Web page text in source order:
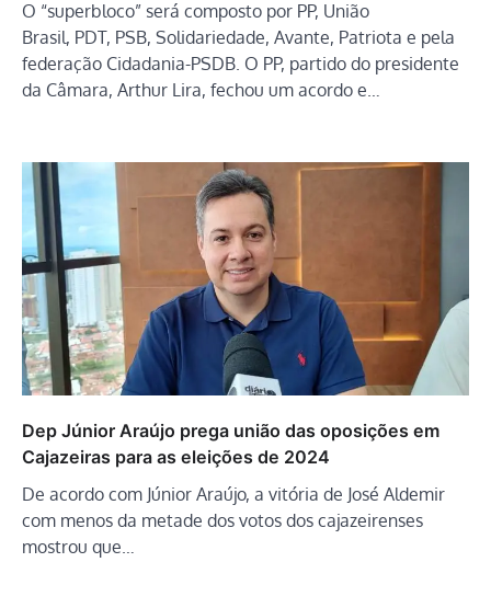
O “superbloco” será composto por PP, União
Brasil, PDT, PSB, Solidariedade, Avante, Patriota e pela
federação Cidadania-PSDB. O PP, partido do presidente
da Câmara, Arthur Lira, fechou um acordo e…
Dep Júnior Araújo prega união das oposições em
Cajazeiras para as eleições de 2024
De acordo com Júnior Araújo, a vitória de José Aldemir
com menos da metade dos votos dos cajazeirenses
mostrou que…